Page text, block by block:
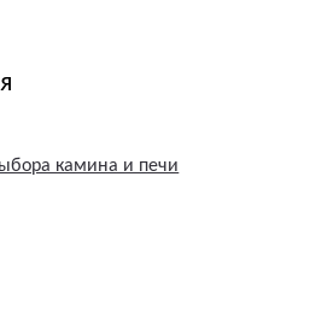
камина и печи